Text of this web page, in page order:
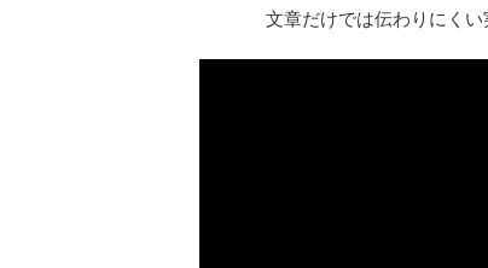
文章だけでは伝わりにく